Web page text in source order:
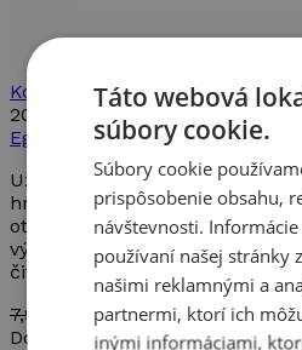
Kolektív
2019
Egmont
Užite si skvelú zábavu s touto
hracou knižkou. Jej jednotlivé
otáčať, vyťahovať a vyklápať.
výborne hodí na spoločné
čitateľmi.
7,99€
7,19 €
Dostupné
Táto webová
súbory cookie.
Súbory cookie
prispôsobenie obsahu,
návštevnosti.
používaní našej stránky
našimi reklamnými a
partnermi, ktorí ich
inými informáciami,